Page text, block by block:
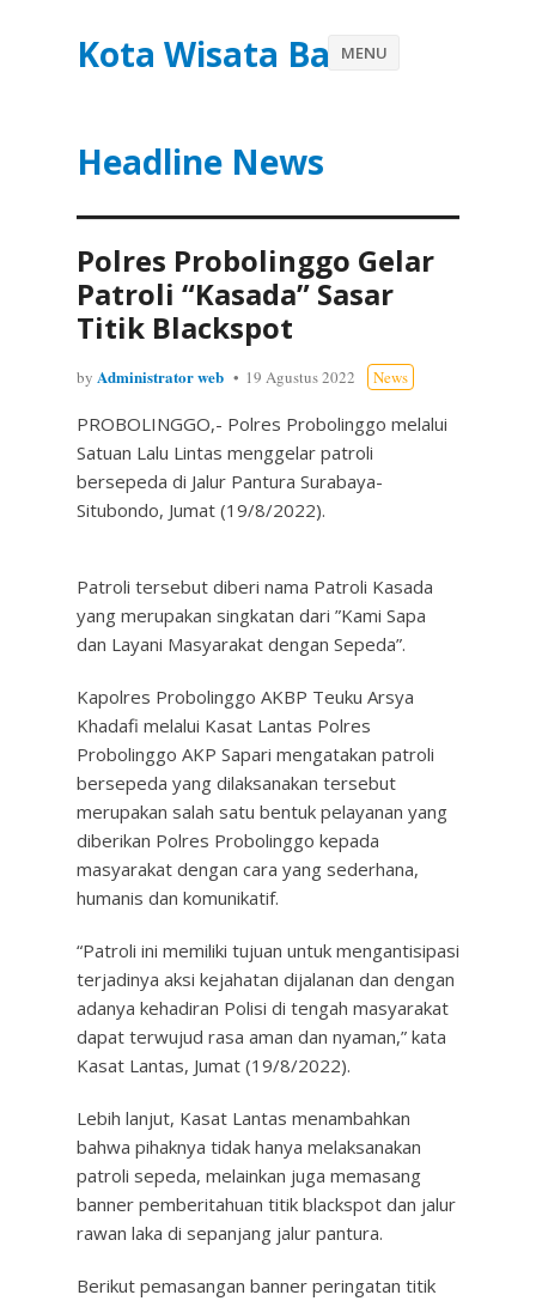
Kota Wisata Batu
Headline News
MENU
Polres Probolinggo Gelar
Patroli “Kasada” Sasar
Titik Blackspot
by Administrator web 19 Agustus 2022 News
PROBOLINGGO,- Polres Probolinggo melalui
Satuan Lalu Lintas menggelar patroli
bersepeda di Jalur Pantura Surabaya-
Situbondo, Jumat (19/8/2022).
Patroli tersebut diberi nama Patroli Kasada
yang merupakan singkatan dari ”Kami Sapa
dan Layani Masyarakat dengan Sepeda”.
Kapolres Probolinggo AKBP Teuku Arsya
Khadafi melalui Kasat Lantas Polres
Probolinggo AKP Sapari mengatakan patroli
bersepeda yang dilaksanakan tersebut
merupakan salah satu bentuk pelayanan yang
diberikan Polres Probolinggo kepada
masyarakat dengan cara yang sederhana,
humanis dan komunikatif.
“Patroli ini memiliki tujuan untuk mengantisipasi
terjadinya aksi kejahatan dijalanan dan dengan
adanya kehadiran Polisi di tengah masyarakat
dapat terwujud rasa aman dan nyaman,” kata
Kasat Lantas, Jumat (19/8/2022).
Lebih lanjut, Kasat Lantas menambahkan
bahwa pihaknya tidak hanya melaksanakan
patroli sepeda, melainkan juga memasang
banner pemberitahuan titik blackspot dan jalur
rawan laka di sepanjang jalur pantura.
Berikut pemasangan banner peringatan titik